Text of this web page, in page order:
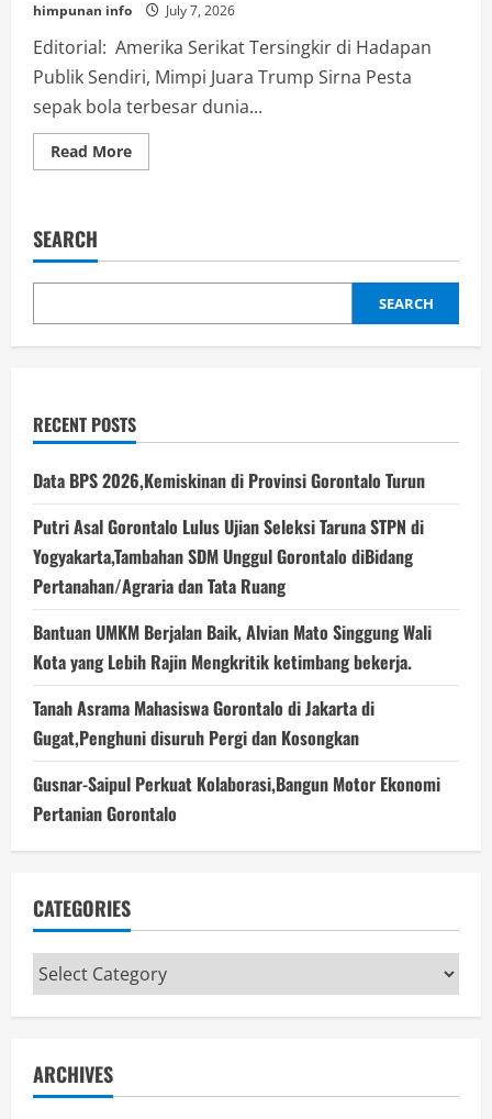
himpunan info July 7, 2026
Editorial: Amerika Serikat Tersingkir di Hadapan
Publik Sendiri, Mimpi Juara Trump Sirna Pesta
sepak bola terbesar dunia...
Read MoreRead
more
dibantai
4-
SEARCH
SEARCH
RECENT POSTS
Data BPS 2026,Kemiskinan di Provinsi Gorontalo Turun
Putri Asal Gorontalo Lulus Ujian Seleksi Taruna STPN di
Yogyakarta,Tambahan SDM Unggul Gorontalo diBidang
Pertanahan/Agraria dan Tata Ruang
Bantuan UMKM Berjalan Baik, Alvian Mato Singgung Wali
Kota yang Lebih Rajin Mengkritik ketimbang bekerja.
Tanah Asrama Mahasiswa Gorontalo di Jakarta di
Gugat,Penghuni disuruh Pergi dan Kosongkan
Gusnar-Saipul Perkuat Kolaborasi,Bangun Motor Ekonomi
Pertanian Gorontalo
CATEGORIES
Categories
ARCHIVES